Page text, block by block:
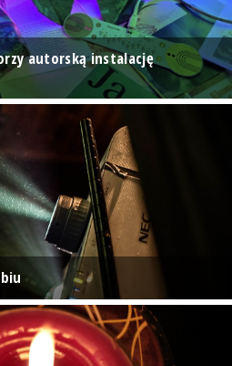
autorską instalację